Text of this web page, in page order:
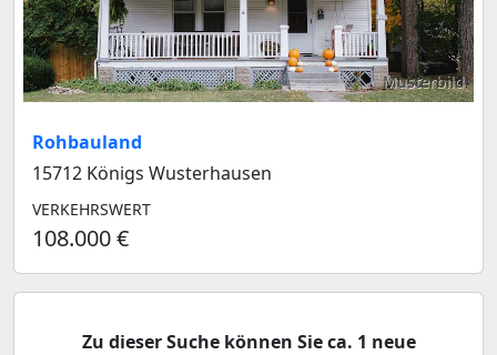
Musterbild
Rohbauland
15712 Königs Wusterhausen
VERKEHRSWERT
108.000 €
Zu dieser Suche können Sie ca. 1 neue